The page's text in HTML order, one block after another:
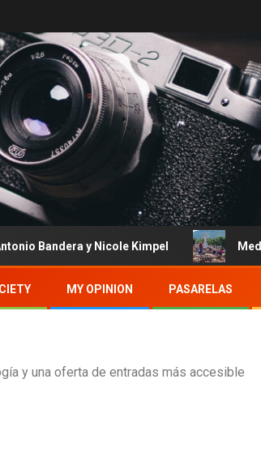
Nicole Kimpel Medjugorje: el
MY OPINION PASARELAS
y una oferta de entradas más accesible